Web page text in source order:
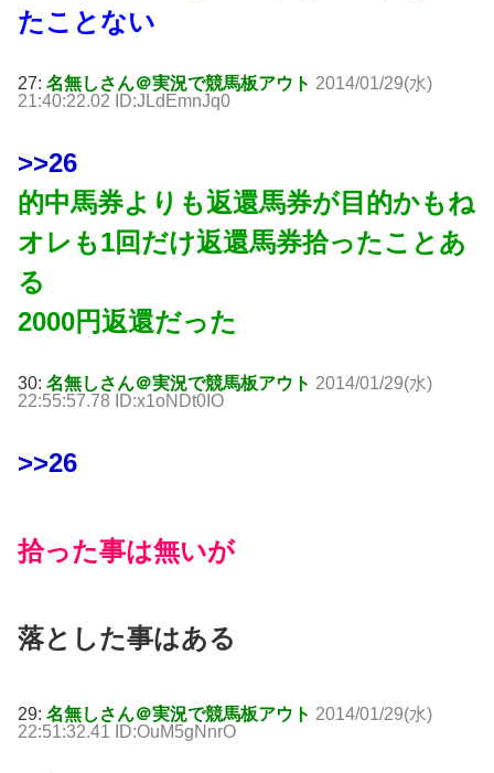
たことない
27: 名無しさん＠実況で競馬板アウト 2014/01/29(水)
21:40:22.02 ID:JLdEmnJq0
>>26
的中馬券よりも返還馬券が目的かもね
オレも1回だけ返還馬券拾ったことあ
る
2000円返還だった
30: 名無しさん＠実況で競馬板アウト 2014/01/29(水)
22:55:57.78 ID:x1oNDt0IO
>>26
拾った事は無いが
落とした事はある
29: 名無しさん＠実況で競馬板アウト 2014/01/29(水)
22:51:32.41 ID:OuM5gNnrO